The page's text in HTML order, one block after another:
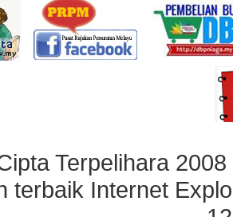
Terpelihara
terbaik Internet